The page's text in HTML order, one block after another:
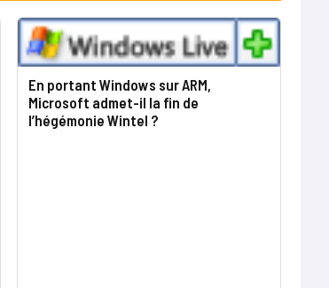
En portant Windows sur ARM,
Microsoft admet-il la fin de
l’hégémonie Wintel ?